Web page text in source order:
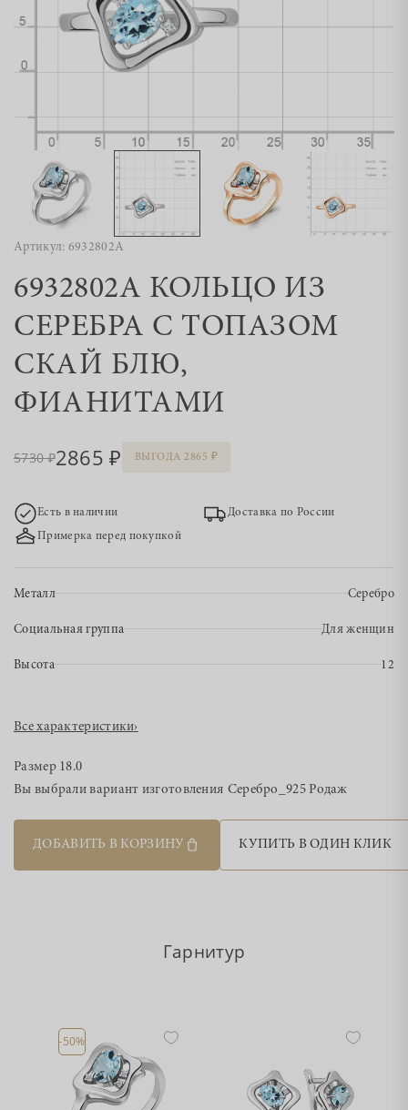
Артикул: 6932802А
6932802А КОЛЬЦО ИЗ
СЕРЕБРА С ТОПАЗОМ
СКАЙ БЛЮ,
ФИАНИТАМИ
5730 2865 ВЫГОДА 2865
Есть в наличии
Доставка по России
Примерка перед покупкой
Металл Серебро
Социальная группа Для женщин
Высота 12
Все характеристики›
Размер 18.0
Вы выбрали вариант изготовления Серебро_925 Родаж
ДОБАВИТЬ В КОРЗИНУ КУПИТЬ В ОДИН КЛИК
Гарнитур
-50%